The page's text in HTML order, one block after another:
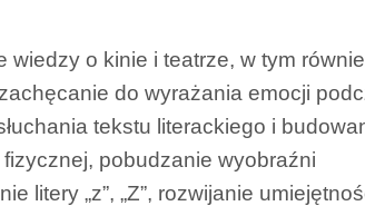
wiedzy o kinie i teatrze, w tym
do wyrażania emocji
tekstu literackiego i
pobudzanie wyobraźni
litery „z”, „Z”, rozwijanie